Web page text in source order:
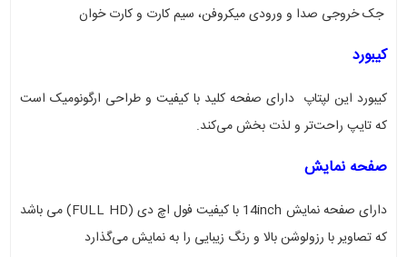
جک خروجی صدا و ورودی میکروفن، سیم کارت و کارت خوان
کیبورد
کیبورد این لپتاپ دارای صفحه کلید با کیفیت و طراحی ارگونومیک است
که تایپ راحت‌تر و لذت بخش می‌کند.
صفحه نمایش
دارای صفحه نمایش 14inch با کیفیت فول اچ دی (FULL HD)
می باشد
که تصاویر با رزولوشن بالا و رنگ زیبایی را به نمایش می‌گذارد